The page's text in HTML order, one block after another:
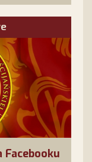
Facebooku